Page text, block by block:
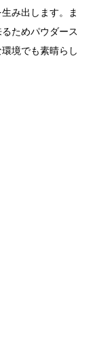
み出します。ま
ためパウダース
境でも素晴らし